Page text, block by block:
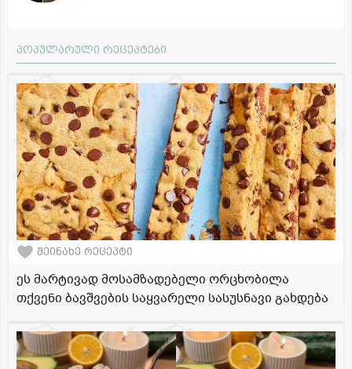
პოპულარული რეცეპტები
შეინახე რეცეპტი
ეს მარტივად მოსამზადებელი ორცხობილა
თქვენი ბავშვების საყვარელი სასუსნავი გახდება